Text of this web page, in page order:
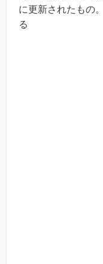
に更新されたもの
る